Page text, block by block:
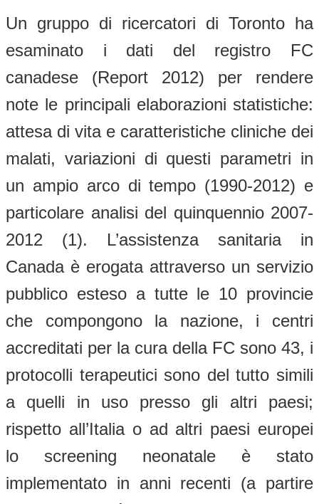
Un gruppo di ricercatori di Toronto ha
esaminato i dati del registro FC
canadese (Report 2012) per rendere
note le principali elaborazioni statistiche:
attesa di vita e caratteristiche cliniche dei
malati, variazioni di questi parametri in
un ampio arco di tempo (1990-2012) e
particolare analisi del quinquennio 2007-
2012 (1). L’assistenza sanitaria in
Canada è erogata attraverso un servizio
pubblico esteso a tutte le 10 provincie
che compongono la nazione, i centri
accreditati per la cura della FC sono 43, i
protocolli terapeutici sono del tutto simili
a quelli in uso presso gli altri paesi;
rispetto all’Italia o ad altri paesi europei
lo screening neonatale è stato
implementato in anni recenti (a partire